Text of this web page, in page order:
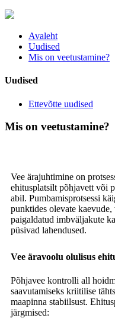
Avaleht
Uudised
Mis on veetustamine?
Uudised
Ettevõtte uudised
Mis on veetustamine?
Vee ärajuhtimine on
ehitusplatsilt põhjavett või
abil. Pumbamisprotsessi
punktides olevate kaevude,
paigaldatud imbväljakute
püsivad lahendused.
Vee äravoolu olulisus
Põhjavee kontrolli all
saavutamiseks kriitilise
maapinna stabiilsust.
järgmised: